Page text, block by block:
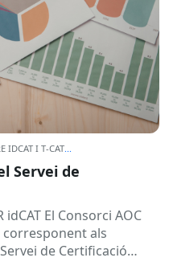
IDCAT I T-CAT...
Servei de
idCAT El Consorci AOC
corresponent als
de Certificació